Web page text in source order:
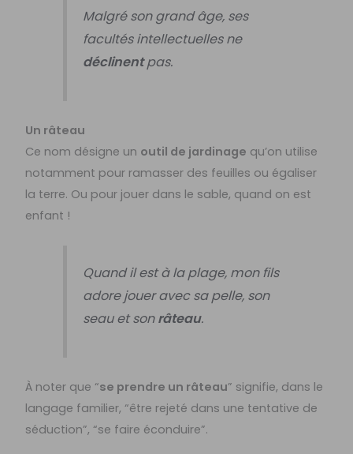
Malgré son grand âge, ses
facultés intellectuelles ne
déclinentpas.
Un râteau
Ce nom désigne un outil de jardinage qu’on utilise
notamment pour ramasser des feuilles ou égaliser
la terre. Ou pour jouer dans le sable, quand on est
enfant !
Quand il est à la plage, mon fils
adore jouer avec sa pelle, son
seau et sonrâteau.
À noter que “se prendre un râteau” signifie, dans le
langage familier, “être rejeté dans une tentative de
séduction”, “se faire éconduire”.